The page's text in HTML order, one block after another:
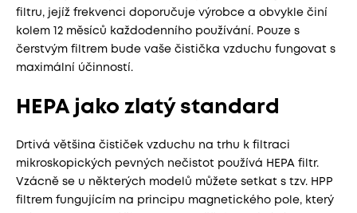
filtru, jejíž frekvenci doporučuje výrobce a obvykle činí
kolem 12 měsíců každodenního používání. Pouze s
čerstvým filtrem bude vaše čistička vzduchu fungovat s
maximální účinností.
HEPA jako zlatý standard
Drtivá většina čističek vzduchu na trhu k filtraci
mikroskopických pevných nečistot používá HEPA filtr.
Vzácně se u některých modelů můžete setkat s tzv. HPP
filtrem fungujícím na principu magnetického pole, který